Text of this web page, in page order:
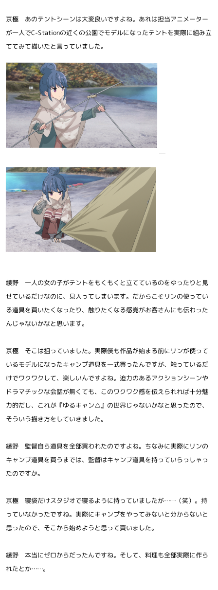
京極 あのテントシーンは大変良いですよね。あれは担当アニメーター
が一人でC-Stationの近くの公園でモデルになったテントを実際に組み立
ててみて描いたと言っていました。
綾野 一人の女の子がテントをもくもくと立てているのをゆったりと見
せているだけなのに、見入ってしまいます。だからこそリンの使ってい
る道具を買いたくなったり、触りたくなる感覚がお客さんにも伝わった
んじゃないかなと思います。
京極 そこは狙っていました。実際僕も作品が始まる前にリンが使って
いるモデルになったキャンプ道具を一式買ったんですが、触っているだ
けでワクワクして、楽しいんですよね。迫力のあるアクションシーンや
ドラマチックな会話が無くても、このワクワク感を伝えられれば十分魅
力的だし、これが『ゆるキャン△』の世界じゃないかなと思ったので、
そういう描き方をしていきました。
綾野 監督自ら道具を全部買われたのですよね。ちなみに実際にリンの
キャンプ道具を買うまでは、監督はキャンプ道具を持っていらっしゃっ
たのですか。
京極 寝袋だけスタジオで寝るように持っていましたが……（笑）。持
っていなかったですね。実際にキャンプをやってみないと分からないと
思ったので、そこから始めようと思って買いました。
綾野 本当にゼロからだったんですね。そして、料理も全部実際に作ら
れたとか……。